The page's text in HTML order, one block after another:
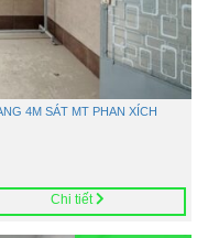
4M SÁT MT PHAN XÍCH
Chi tiết